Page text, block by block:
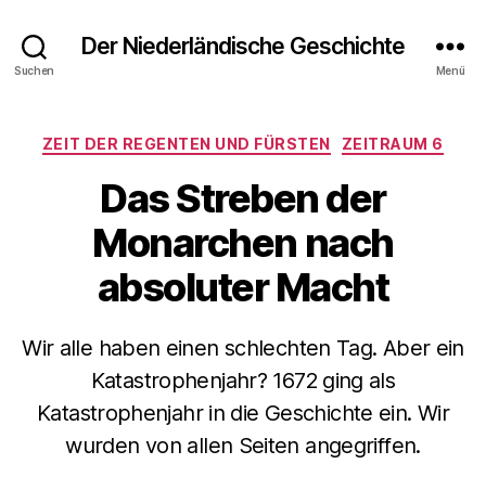
Suchen
Der Niederländische Geschichte
Menü
Kategorien
ZEIT DER REGENTEN UND FÜRSTEN ZEITRAUM 6
Das Streben der
Monarchen nach
absoluter Macht
Wir alle haben einen schlechten Tag. Aber ein
Katastrophenjahr? 1672 ging als
Katastrophenjahr in die Geschichte ein. Wir
wurden von allen Seiten angegriffen.